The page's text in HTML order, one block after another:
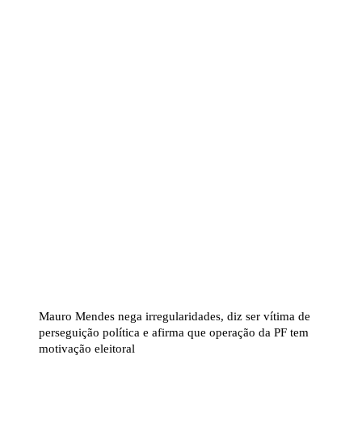
Mauro Mendes nega irregularidades, diz ser vítima de
perseguição política e afirma que operação da PF tem
motivação eleitoral